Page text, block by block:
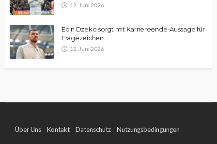
12. Juni 2026
Edin Dzeko sorgt mit Karriereende-Aussage für
Fragezeichen
12. Juni 2026
Über Uns Kontakt Datenschutz Nutzungsbedingungen